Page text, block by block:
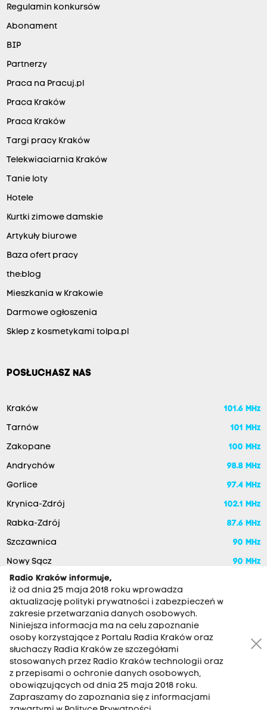
Regulamin konkursów
Abonament
BIP
Partnerzy
Praca na Pracuj.pl
Praca Kraków
Praca Kraków
Targi pracy Kraków
Telekwiaciarnia Kraków
Tanie loty
Hotele
Kurtki zimowe damskie
Artykuły biurowe
Baza ofert pracy
the:blog
Mieszkania w Krakowie
Darmowe ogłoszenia
Sklep z kosmetykami tolpa.pl
POSŁUCHASZ NAS
Kraków 101.6 MHz
Tarnów 101 MHz
Zakopane 100 MHz
Andrychów 98.8 MHz
Gorlice 97.4 MHz
Krynica-Zdrój 102.1 MHz
Rabka-Zdrój 87.6 MHz
Szczawnica 90 MHz
Nowy Sącz 90 MHz
RADIO KRAKÓW SA. Aleja Juliusza Słowackiego 22, 30-007
Kraków
Antena: 12 200 33 33
Radio Kraków informuje,
iż od dnia 25 maja 2018 roku wprowadza
aktualizację polityki prywatności i zabezpieczeń w
zakresie przetwarzania danych osobowych.
Niniejsza informacja ma na celu zapoznanie
osoby korzystające z Portalu Radia Kraków oraz
słuchaczy Radia Kraków ze szczegółami
stosowanych przez Radio Kraków technologii oraz
z przepisami o ochronie danych osobowych,
obowiązujących od dnia 25 maja 2018 roku.
Zapraszamy do zapoznania się z informacjami